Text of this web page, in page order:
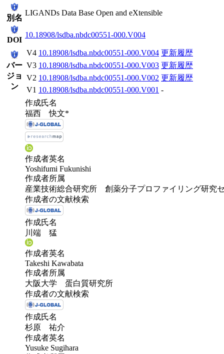
別名
LIGANDs Data Base Open and eXtensible
DOI
10.18908/lsdba.nbdc00551-000.V004
バー
ジョ
ン
V4 10.18908/lsdba.nbdc00551-000.V004 更新履歴
V3 10.18908/lsdba.nbdc00551-000.V003 更新履歴
V2 10.18908/lsdba.nbdc00551-000.V002 更新履歴
V1 10.18908/lsdba.nbdc00551-000.V001 -
作成氏名
福西 快文*
作成者英名
Yoshifumi Fukunishi
作成者所属
産業技術総合研究所 創薬分子プロファイリング研究
作成者の文献検索
作成氏名
川端 猛
作成者英名
Takeshi Kawabata
作成者所属
大阪大学 蛋白質研究所
作成者の文献検索
作成氏名
杉原 祐介
作成者英名
Yusuke Sugihara